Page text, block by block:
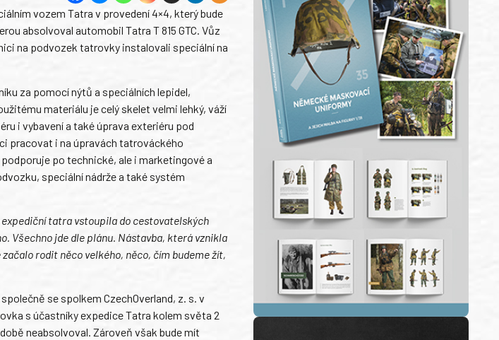
vozem Tatra v provedení 4×4, který bude
absolvoval automobil Tatra T 815 GTC. Vůz
na podvozek tatrovky instalovali speciální na
za pomocí nýtů a speciálních lepidel,
materiálu je celý skelet velmi lehký, váží
i vybavení a také úprava exteriéru pod
pracovat i na úpravách tatrováckého
po technické, ale i marketingové a
speciální nádrže a také systém
expediční tatra vstoupila do cestovatelských
Všechno jde dle plánu. Nástavba, která vznikla
rodit něco velkého, něco, čím budeme žít,
se spolkem CzechOverland, z. s. v
s účastníky expedice Tatra kolem světa 2
neabsolvoval. Zároveň však bude mít